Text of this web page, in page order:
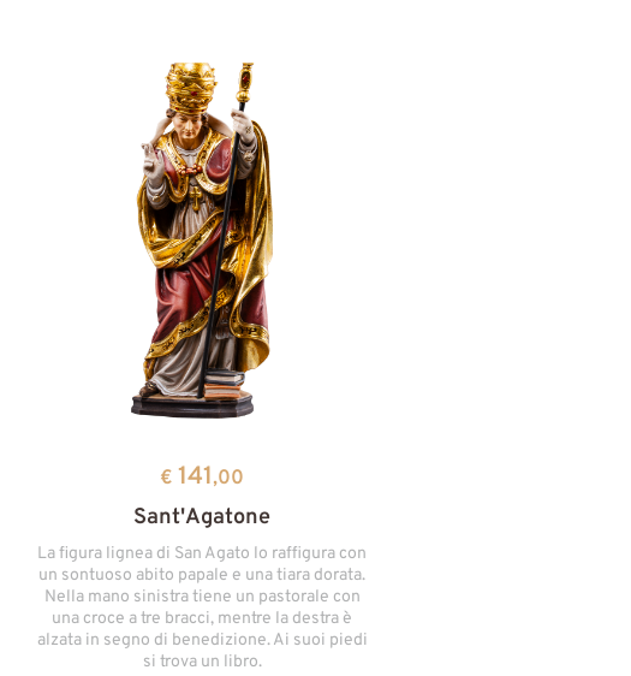
€ 141,00
Sant'Agatone
La figura lignea di San Agato lo raffigura con
un sontuoso abito papale e una tiara dorata.
Nella mano sinistra tiene un pastorale con
una croce a tre bracci, mentre la destra è
alzata in segno di benedizione. Ai suoi piedi
si trova un libro.